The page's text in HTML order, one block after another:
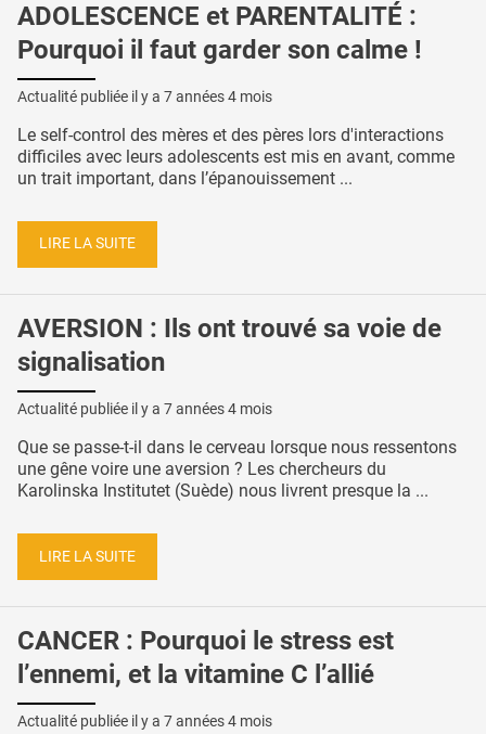
ADOLESCENCE et PARENTALITÉ :
Pourquoi il faut garder son calme !
Actualité publiée il y a 7 années 4 mois
Le self-control des mères et des pères lors d'interactions
difficiles avec leurs adolescents est mis en avant, comme
un trait important, dans l’épanouissement ...
LIRE LA SUITE
AVERSION : Ils ont trouvé sa voie de
signalisation
Actualité publiée il y a 7 années 4 mois
Que se passe-t-il dans le cerveau lorsque nous ressentons
une gêne voire une aversion ? Les chercheurs du
Karolinska Institutet (Suède) nous livrent presque la ...
LIRE LA SUITE
CANCER : Pourquoi le stress est
l’ennemi, et la vitamine C l’allié
Actualité publiée il y a 7 années 4 mois